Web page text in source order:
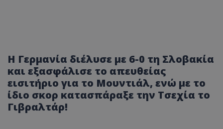
Η Γερμανία διέλυσε με 6-0 τη Σλοβακία
και εξασφάλισε το απευθείας
εισιτήριο για το Μουντιάλ, ενώ με το
ίδιο σκορ κατασπάραξε την Τσεχία το
Γιβραλτάρ!